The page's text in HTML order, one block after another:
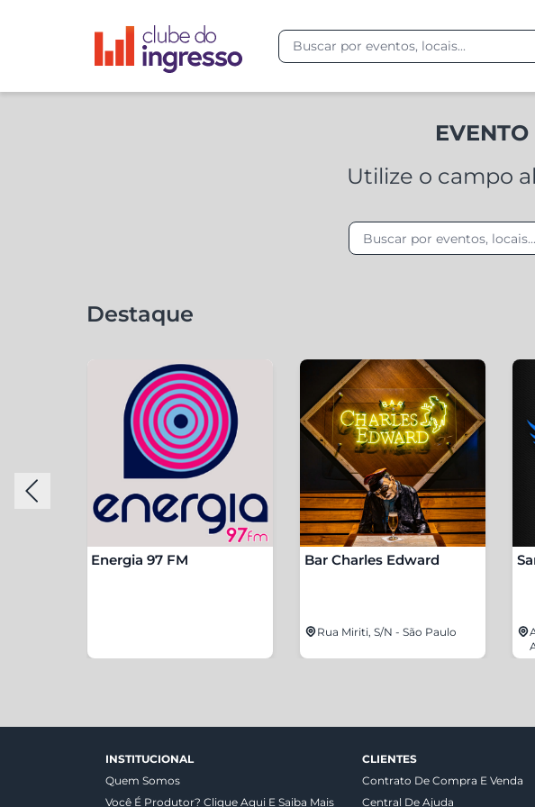
Utilize o campo
Destaque
Energia 97 FM Bar Charles Edward
Rua Miriti, S/N - São Paulo
INSTITUCIONAL
Quem Somos
Você É Produtor? Clique Aqui E Saiba Mais
CLIENTES
Contrato De Compra E Venda
Central De Ajuda